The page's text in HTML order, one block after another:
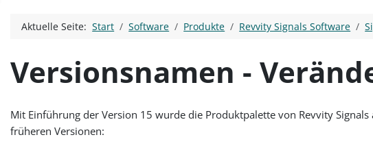
Aktuelle Seite:Start Software Produkte Revvity Signals Software
Versionsnamen -
Mit Einführung der Version 15 wurde die Produktpalette von Revvity
früheren Versionen: